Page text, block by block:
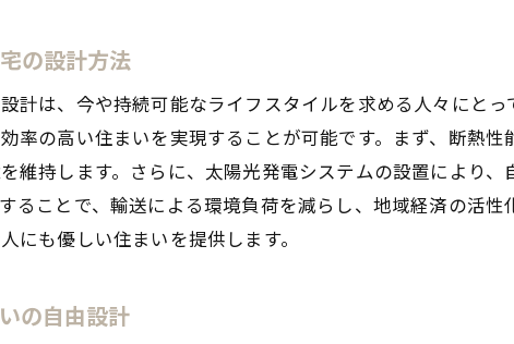
住まいのテーマを設定する重要性
家族全員が快適に過ごせる空間作り
自由設計を活かした趣味部屋の活用例
地域に根ざしたコミュニティ形成の提案
オープンスペースを取り入れた現代的な設計
プロフェッショナルが薦める住宅インテリア
自然環境を活かしたエコデザインの提案
の設計方法
計は、今や持続可能なライフスタイルを求める人々にと
率の高い住まいを実現することが可能です。まず、断熱
維持します。さらに、太陽光発電システムの設置により
ることで、輸送による環境負荷を減らし、地域経済の活
にも優しい住まいを提供します。
の自由設計